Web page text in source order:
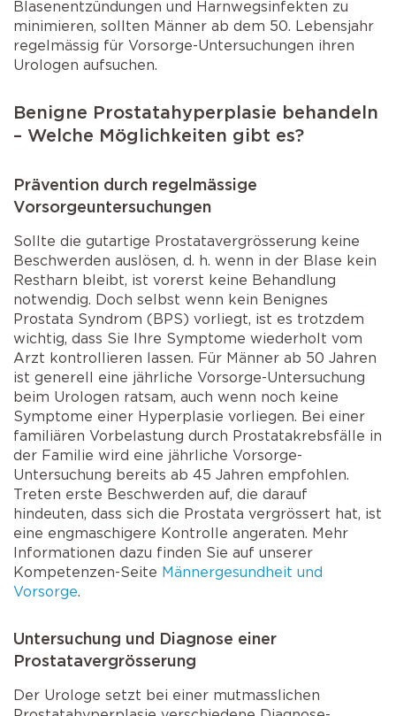
Blasenentzündungen und Harnwegsinfekten zu
minimieren, sollten Männer ab dem 50. Lebensjahr
regelmässig für Vorsorge-Untersuchungen ihren
Urologen aufsuchen.
Benigne Prostatahyperplasie behandeln
– Welche Möglichkeiten gibt es?
Prävention durch regelmässige
Vorsorgeuntersuchungen
Sollte die gutartige Prostatavergrösserung keine
Beschwerden auslösen, d. h. wenn in der Blase kein
Restharn bleibt, ist vorerst keine Behandlung
notwendig. Doch selbst wenn kein Benignes
Prostata Syndrom (BPS) vorliegt, ist es trotzdem
wichtig, dass Sie Ihre Symptome wiederholt vom
Arzt kontrollieren lassen. Für Männer ab 50 Jahren
ist generell eine jährliche Vorsorge-Untersuchung
beim Urologen ratsam, auch wenn noch keine
Symptome einer Hyperplasie vorliegen. Bei einer
familiären Vorbelastung durch Prostatakrebsfälle in
der Familie wird eine jährliche Vorsorge-
Untersuchung bereits ab 45 Jahren empfohlen.
Treten erste Beschwerden auf, die darauf
hindeuten, dass sich die Prostata vergrössert hat, ist
eine engmaschigere Kontrolle angeraten. Mehr
Informationen dazu finden Sie auf unserer
Kompetenzen-Seite Männergesundheit und
Vorsorge.
Untersuchung und Diagnose einer
Prostatavergrösserung
Der Urologe setzt bei einer mutmasslichen